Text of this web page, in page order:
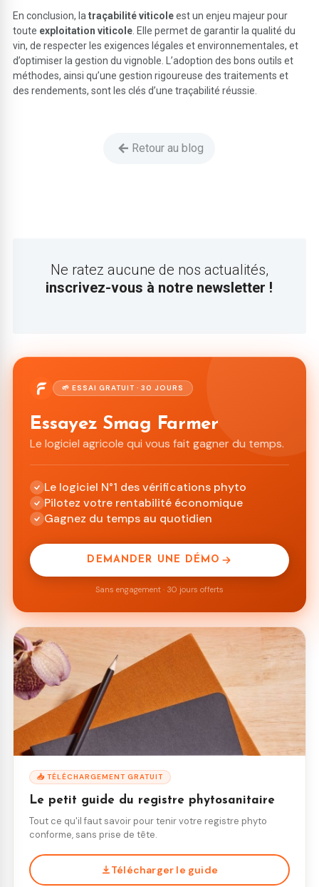
En conclusion, latraçabilité viticoleest un enjeu majeur pour
toute exploitation viticole. Elle permet de garantir la qualité du
vin, de respecter les exigences légales et environnementales, et
d’optimiser la gestion du vignoble. L’adoption des bons outils et
méthodes, ainsi qu’une gestion rigoureuse des traitements et
des rendements, sont les clés d’une traçabilité réussie.
Retour au blog
Ne ratez aucune de nos actualités,
inscrivez-vous à notre newsletter !
🌱 ESSAI GRATUIT · 30 JOURS
Essayez Smag Farmer
Le logiciel agricole qui vous fait gagner du temps.
Le logiciel N°1 des vérifications phyto
Pilotez votre rentabilité économique
Gagnez du temps au quotidien
DEMANDER UNE DÉMO
Sans engagement · 30 jours offerts
📥 TÉLÉCHARGEMENT GRATUIT
Le petit guide du registre phytosanitaire
Tout ce qu'il faut savoir pour tenir votre registre phyto
conforme, sans prise de tête.
Télécharger le guide